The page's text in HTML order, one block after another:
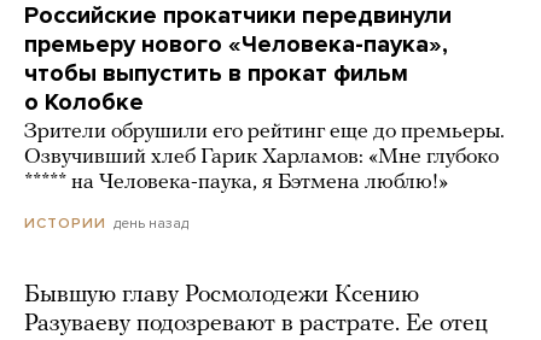
Российские прокатчики передвинули
премьеру нового «Человека-паука»,
чтобы выпустить в прокат фильм
о Колобке
Зрители обрушили его рейтинг еще до премьеры.
Озвучивший хлеб Гарик Харламов: «Мне глубоко
***** на Человека-паука, я Бэтмена люблю!»
ИСТОРИИ день назад
Бывшую главу Росмолодежи Ксению
Разуваеву подозревают в растрате. Ее отец